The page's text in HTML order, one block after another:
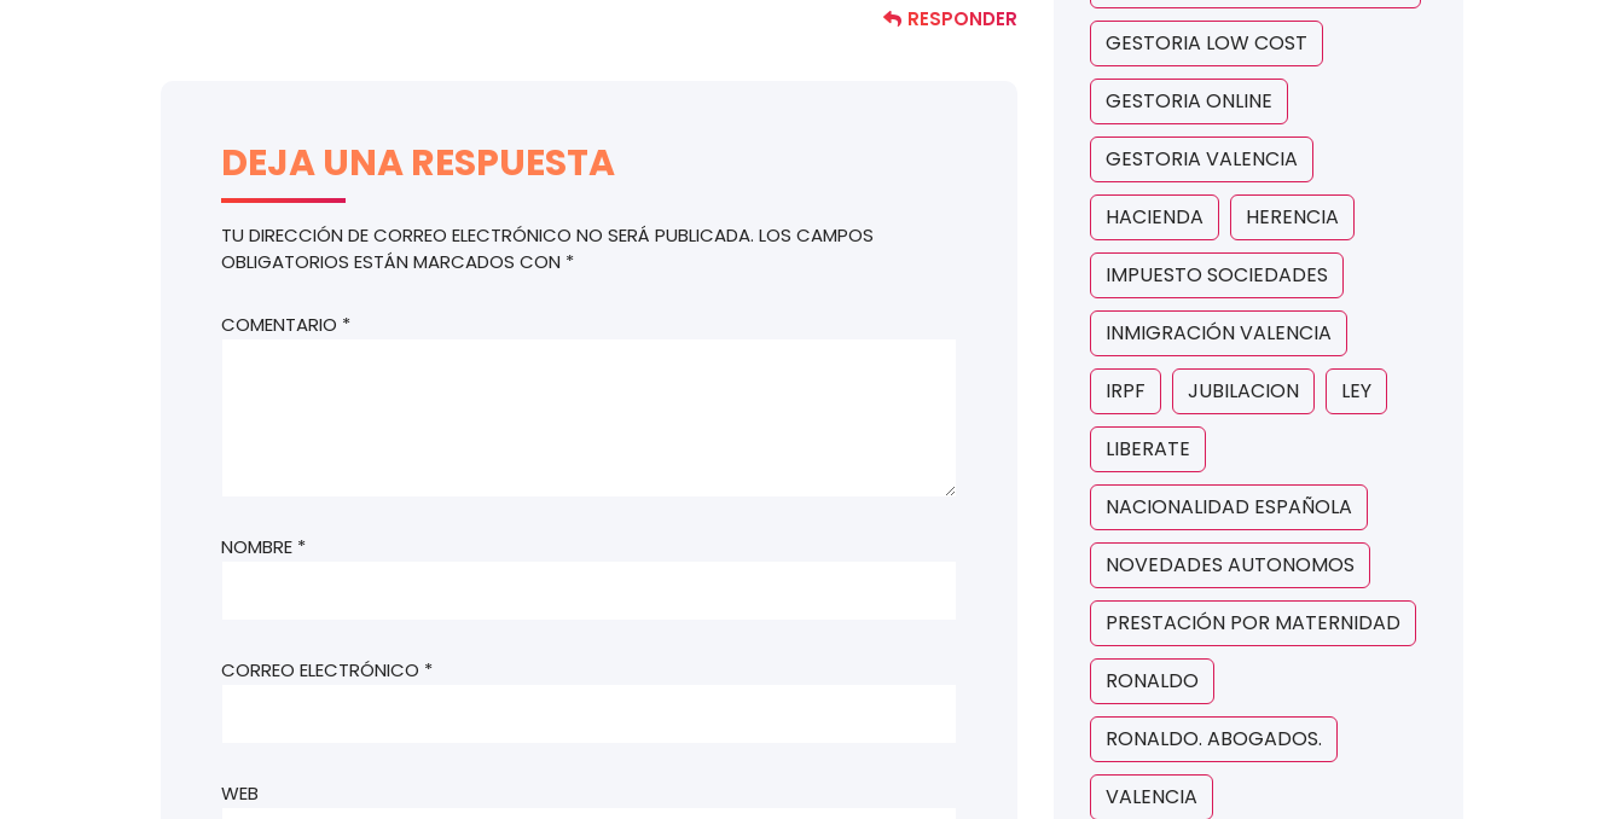
RESPONDER
DEJA UNA RESPUESTA
TU DIRECCIÓN DE CORREO ELECTRÓNICO NO SERÁ PUBLICADA. LOS CAMPOS
OBLIGATORIOS ESTÁN MARCADOS CON *
COMENTARIO *
NOMBRE *
CORREO ELECTRÓNICO *
WEB
GESTORIA LOW COST
GESTORIA ONLINE
GESTORIA VALENCIA
HACIENDA HERENCIA
IMPUESTO SOCIEDADES
INMIGRACIÓN VALENCIA
IRPF JUBILACION LEY
LIBERATE
NACIONALIDAD ESPAÑOLA
NOVEDADES AUTONOMOS
PRESTACIÓN POR MATERNIDAD
RONALDO
RONALDO. ABOGADOS.
VALENCIA